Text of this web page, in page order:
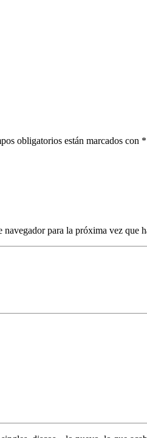
obligatorios están marcados con *
para la próxima vez que